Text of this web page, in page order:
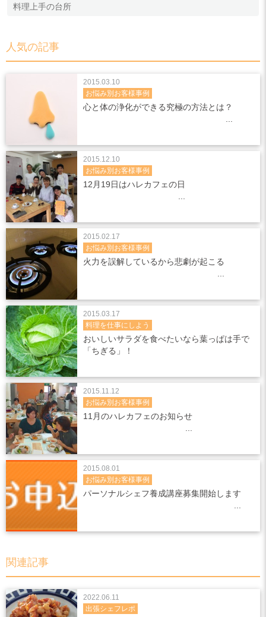
料理上手の台所
人気の記事
心と体の浄化ができる究極の方法とは？
お悩み別お客様事例
2015.03.10
12月19日はハレカフェの日
お悩み別お客様事例
2015.12.10
火力を誤解しているから悲劇が起こる
お悩み別お客様事例
2015.02.17
おいしいサラダを食べたいなら葉っぱは手で
「ちぎる」！
料理を仕事にしよう
2015.03.17
11月のハレカフェのお知らせ
お悩み別お客様事例
2015.11.12
パーソナルシェフ養成講座募集開始します
お悩み別お客様事例
2015.08.01
関連記事
出張シェフレポ
2022.06.11